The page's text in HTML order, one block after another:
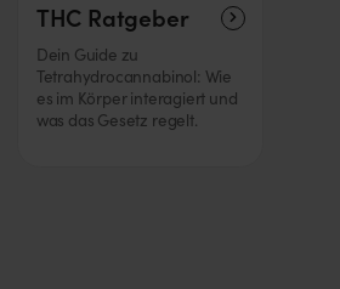
THC Ratgeber
Dein Guide zu
Tetrahydrocannabinol: Wie
es im Körper interagiert und
was das Gesetz regelt.